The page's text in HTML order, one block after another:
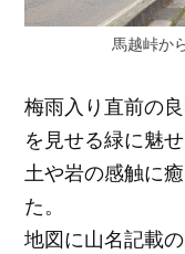
馬越峠か
梅雨入り直前の
を見せる緑に魅
土や岩の感触に
た。
地図に山名記載